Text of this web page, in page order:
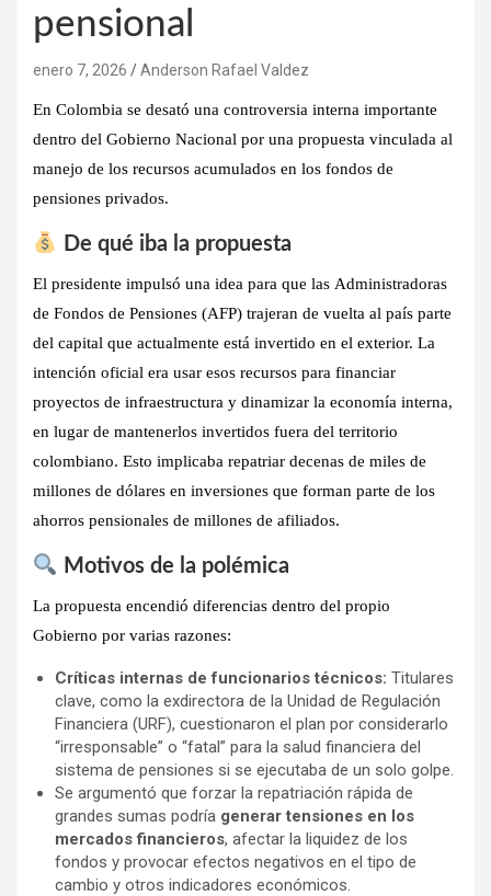
pensional
enero 7, 2026 Anderson Rafael Valdez
En Colombia se desató una controversia interna importante
dentro del Gobierno Nacional por una propuesta vinculada al
manejo de los recursos acumulados en los fondos de
pensiones privados.
De qué iba la propuesta
El presidente impulsó una idea para que las Administradoras
de Fondos de Pensiones (AFP) trajeran de vuelta al país parte
del capital que actualmente está invertido en el exterior. La
intención oficial era usar esos recursos para financiar
proyectos de infraestructura y dinamizar la economía interna,
en lugar de mantenerlos invertidos fuera del territorio
colombiano. Esto implicaba repatriar decenas de miles de
millones de dólares en inversiones que forman parte de los
ahorros pensionales de millones de afiliados.
Motivos de la polémica
La propuesta encendió diferencias dentro del propio
Gobierno por varias razones:
Críticas internas de funcionarios técnicos: Titulares
clave, como la exdirectora de la Unidad de Regulación
Financiera (URF), cuestionaron el plan por considerarlo
“irresponsable” o “fatal” para la salud financiera del
sistema de pensiones si se ejecutaba de un solo golpe.
Se argumentó que forzar la repatriación rápida de
grandes sumas podría generar tensiones en los
mercados financieros, afectar la liquidez de los
fondos y provocar efectos negativos en el tipo de
cambio y otros indicadores económicos.